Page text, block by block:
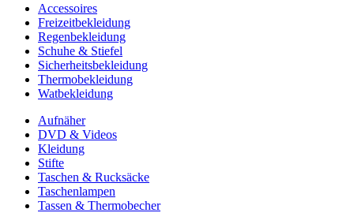
Accessoires
Freizeitbekleidung
Regenbekleidung
Schuhe & Stiefel
Sicherheitsbekleidung
Thermobekleidung
Watbekleidung
Aufnäher
DVD & Videos
Kleidung
Stifte
Taschen & Rucksäcke
Taschenlampen
Tassen & Thermobecher